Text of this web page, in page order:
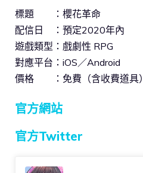
標題 ：櫻花革命
配信日 ：預定2020年內
遊戲類型：戲劇性 RPG
對應平台：iOS／Android
價格 ：免費（含收費道具）
官方網站
官方Twitter